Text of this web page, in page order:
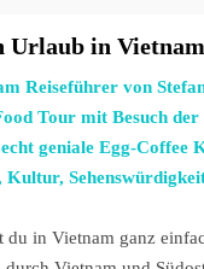
Urlaub in
Reiseführer von
Tour mit Besuch
geniale Egg-Coffee
Kultur,
du in Vietnam ganz